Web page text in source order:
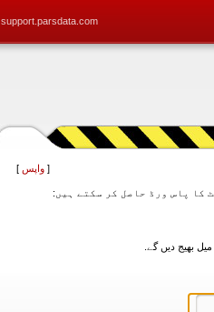
support.parsdata.com
[ واپس ]